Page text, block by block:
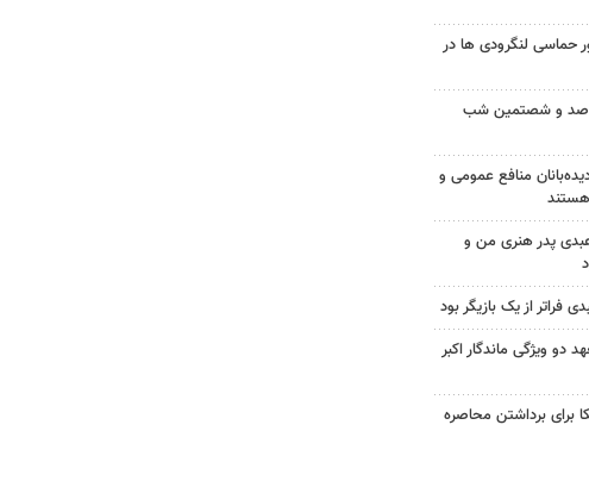
لنگرودی ها در
صد و شصتمین شب
منافع عمومی و
عبدی پدر هنری من و
فراتر از یک بازیگر بود
دو ویژگی ماندگار اکبر
برای برداشتن محاصره